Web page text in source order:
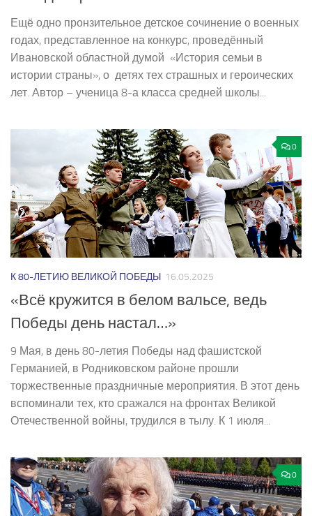
Ещё одно пронзительное детское сочинение о военных
годах, представленное на конкурс, проведённый
Ивановской областной думой «История семьи в
истории страны», о детях тех страшных и героических
лет. Автор – ученица 8-а класса средней школы...
0
К 80-ЛЕТИЮ ВЕЛИКОЙ ПОБЕДЫ 16.05.2025
«Всё кружится в белом вальсе, ведь
Победы день настал…»
9 Мая, в день 80-летия Победы над фашистской
Германией, в Родниковском районе прошли
торжественные праздничные мероприятия. В этот день
вспоминали тех, кто сражался на фронтах Великой
Отечественной войны, трудился в тылу. К 1 июля...
0